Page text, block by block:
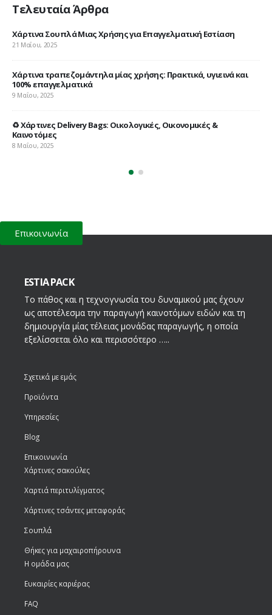
Τελευταία Άρθρα
Χάρτινα Σουπλά Μιας Χρήσης για Επαγγελματική Εστίαση
21 Μαΐου, 2025
Χάρτινα τραπεζομάντηλα μίας χρήσης: Πρακτικά, υγιεινά και
100% επαγγελματικά
9 Μαΐου, 2025
♻️ Χάρτινες Delivery Bags: Οικολογικές, Οικονομικές &
Καινοτόμες
8 Μαΐου, 2025
Επικοινωνία
ESTIA PACK
Το πάθος και η τεχνογνωσία του δυναμικού μας έχουν
ως αποτέλεσμα την παραγωγή καινοτόμων ειδών και τη
δημιουργία μίας τέλειας μονάδας παραγωγής, η οποία
εξελίσσεται όλο και περισσότερο …..
Σχετικά με εμάς
Προϊόντα
Υπηρεσίες
Blog
Επικοινωνία
Χάρτινες σακούλες
Χαρτιά περιτυλίγματος
Χάρτινες τσάντες μεταφοράς
Σουπλά
Θήκες για μαχαιροπήρουνα
Η ομάδα μας
Ευκαιρίες καριέρας
FAQ